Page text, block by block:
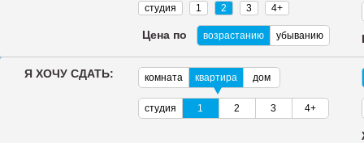
студия 1 2 3 4+
Цена по возрастанию убыванию
Я ХОЧУ СДАТЬ: комната квартира дом
студия 1 2 3 4+